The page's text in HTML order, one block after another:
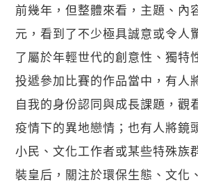
前幾年，但整體來看，主題、內
元，看到了不少極具誠意或令人
了屬於年輕世代的創意性、獨特
投遞參加比賽的作品當中，有人
自我的身份認同與成長課題，觀
疫情下的異地戀情；也有人將鏡
小民、文化工作者或某些特殊族
裝皇后，關注於環保生態、文化